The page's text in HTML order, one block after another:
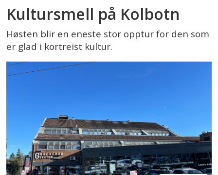
Kultursmell på Kolbotn
Høsten blir en eneste stor opptur for den som
er glad i kortreist kultur.